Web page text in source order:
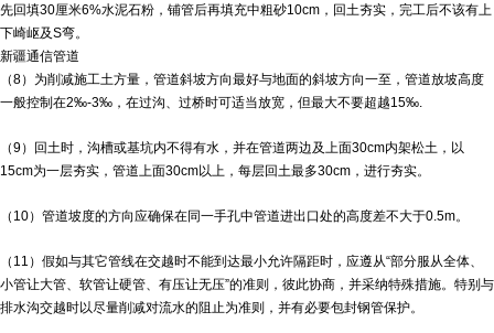
先回填30厘米6%水泥石粉，铺管后再填充中粗砂10cm，回土夯实，完工后不该有上
下崎岖及S弯。
新疆通信管道
（8）为削减施工土方量，管道斜坡方向最好与地面的斜坡方向一至，管道放坡高度
一般控制在2‰-3‰，在过沟、过桥时可适当放宽，但最大不要超越15‰.
（9）回土时，沟槽或基坑内不得有水，并在管道两边及上面30cm内架松土，以
15cm为一层夯实，管道上面30cm以上，每层回土最多30cm，进行夯实。
（10）管道坡度的方向应确保在同一手孔中管道进出口处的高度差不大于0.5m。
（11）假如与其它管线在交越时不能到达最小允许隔距时，应遵从“部分服从全体、
小管让大管、软管让硬管、有压让无压”的准则，彼此协商，并采纳特殊措施。特别与
排水沟交越时以尽量削减对流水的阻止为准则，并有必要包封钢管保护。